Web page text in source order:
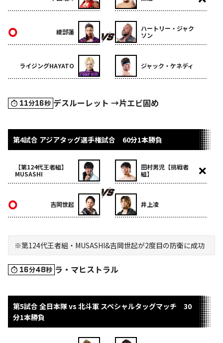
綾部蓮
ライジングHAYATO
ハートリー・ジャク
ソン
ジャック・ケネディ
11分16秒 デスルーレット →片エビ固め
第4試合 アジアタッグ選手権試合 60分1本勝負
【第124代王者組】
MUSASHI
吉岡世起
田村男児【挑戦者
組】
井上凌
※第124代王者組・MUSASHI&吉岡世起が2度目の防衛に成功
16分48秒 ラ・マヒストラル
第5試合 全日本隊 vs 北斗軍 スペシャルタッグマッチ 30
分1本勝負